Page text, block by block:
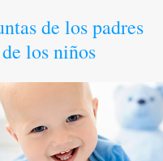
de los padres
los niños